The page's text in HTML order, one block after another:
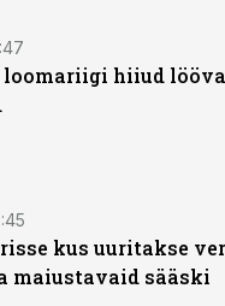
loomariigi hiiud
kus uuritakse
maiustavaid sääski